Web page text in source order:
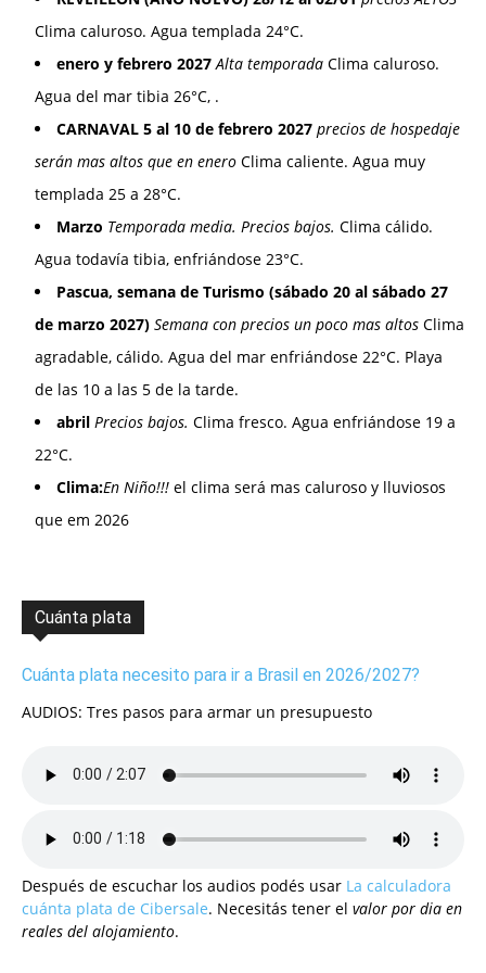
Clima caluroso. Agua templada 24°C.
enero y febrero 2027 Alta temporada Clima caluroso.
Agua del mar tibia 26°C, .
CARNAVAL 5 al 10 de febrero 2027 precios de hospedaje
serán mas altos que en enero Clima caliente. Agua muy
templada 25 a 28°C.
Marzo Temporada media. Precios bajos. Clima cálido.
Agua todavía tibia, enfriándose 23°C.
Pascua, semana de Turismo (sábado 20 al sábado 27
de marzo 2027) Semana con precios un poco mas altos Clima
agradable, cálido. Agua del mar enfriándose 22°C. Playa
de las 10 a las 5 de la tarde.
abril Precios bajos. Clima fresco. Agua enfriándose 19 a
22°C.
Clima:En Niño!!! el clima será mas caluroso y lluviosos
que em 2026
Cuánta plata
Cuánta plata necesito para ir a Brasil en 2026/2027?
AUDIOS: Tres pasos para armar un presupuesto
Después de escuchar los audios podés usar La calculadora
cuánta plata de Cibersale. Necesitás tener el valor por dia en
reales del alojamiento.